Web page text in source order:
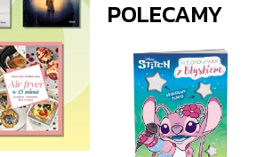
POLECAMY